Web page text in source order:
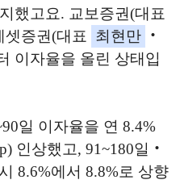
했고요. 교보증권(대표
증권(대표
최현만 ‧
이자율을 올린 상태입
일 이자율을 연 8.4%
인상했고, 91~180일‧
8.6%에서 8.8%로 상향